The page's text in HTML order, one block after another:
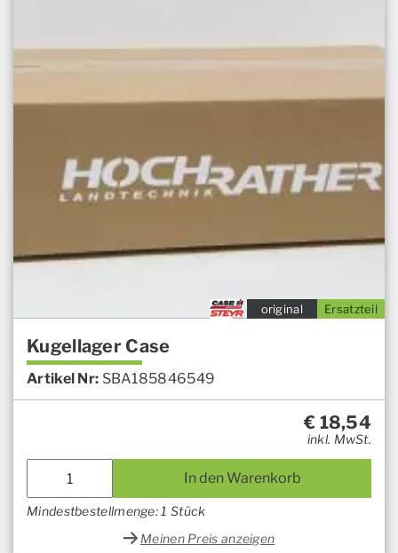
Ersatzteil
original
Kugellager Case
Artikel Nr: SBA185846549
€ 18,54
inkl. MwSt.
In den Warenkorb
Mindestbestellmenge: 1 Stück
Meinen Preis anzeigen